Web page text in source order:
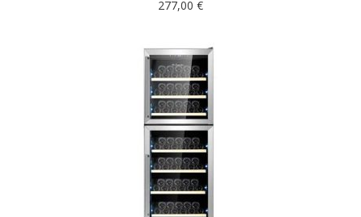
277,00 €